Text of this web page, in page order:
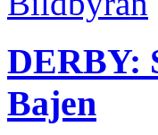
DERBY:
Bajen